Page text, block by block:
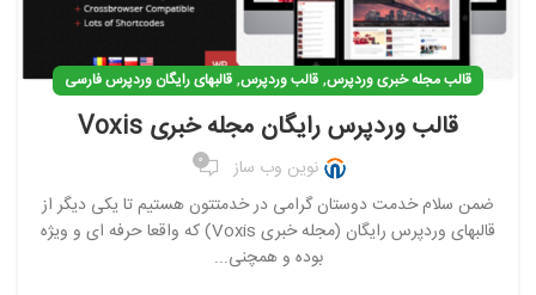
قالب مجله خبری وردپرس, قالب وردپرس, قالبهای رایگان وردپرس فارسی
قالب وردپرس رایگان مجله خبری Voxis
نوین وب ساز 0
ضمن سلام خدمت دوستان گرامی در خدمتتون هستیم تا یکی دیگر از
قالبهای وردپرس رایگان (مجله خبری Voxis) که واقعا حرفه ای و ویژه
بوده و همچنی...